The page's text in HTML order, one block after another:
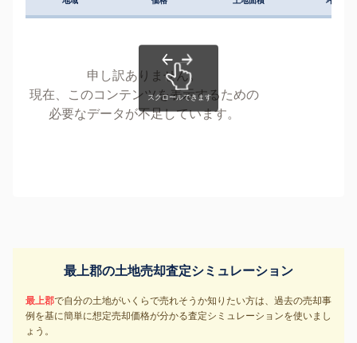
申し訳ありません。
現在、このコンテンツを表示するための
必要なデータが不足しています。
最上郡の土地売却査定シミュレーション
最上郡で自分の土地がいくらで売れそうか知りたい方は、過去の売却事
例を基に簡単に想定売却価格が分かる査定シミュレーションを使いまし
ょう。